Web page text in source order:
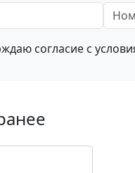
согласие с